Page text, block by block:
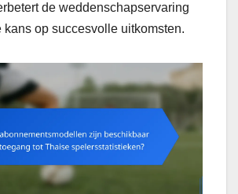
de weddenschapservaring
kans op succesvolle uitkomsten.